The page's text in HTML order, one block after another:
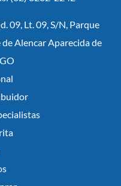
09, Lt. 09, S/N, Parque
Alencar Aparecida de